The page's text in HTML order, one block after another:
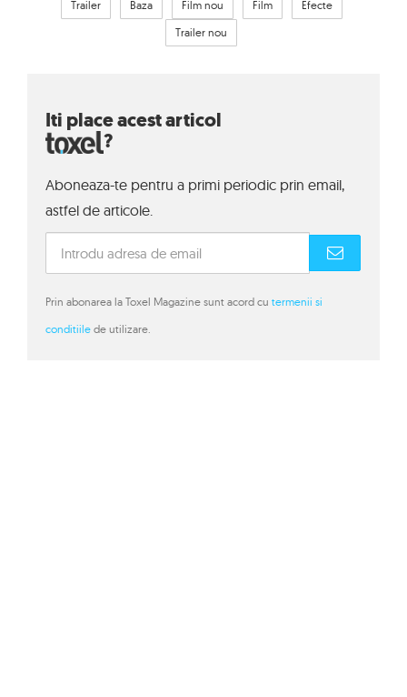
Trailer Baza Film nou Film
Efecte
Trailer nou
Iti place acest articol
?
Aboneaza-te pentru a primi periodic prin email,
astfel de articole.
Prin abonarea la Toxel Magazine sunt acord cu termenii si
conditiile de utilizare.